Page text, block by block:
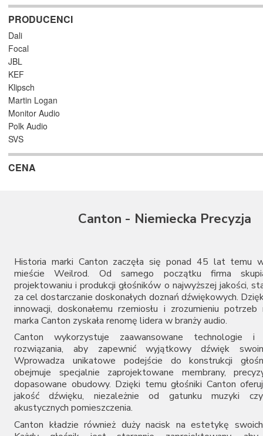
PRODUCENCI
Dali
Focal
JBL
KEF
Klipsch
Martin Logan
Monitor Audio
Polk Audio
SVS
CENA
Canton - Niemiecka Precyzja
Historia marki Canton zaczęła się ponad 45 lat temu
mieście Weilrod. Od samego początku firma
projektowaniu i produkcji głośników o najwyższej jakości,
za cel dostarczanie doskonałych doznań dźwiękowych.
innowacji, doskonałemu rzemiosłu i zrozumieniu potrzeb
marka Canton zyskała renomę lidera w branży audio.
Canton wykorzystuje zaawansowane technologie i
rozwiązania, aby zapewnić wyjątkowy dźwięk
Wprowadza unikatowe podejście do konstrukcji
obejmuje specjalnie zaprojektowane membrany,
dopasowane obudowy. Dzięki temu głośniki Canton
jakość dźwięku, niezależnie od gatunku muzyki
akustycznych pomieszczenia.
Canton kładzie również duży nacisk na estetykę